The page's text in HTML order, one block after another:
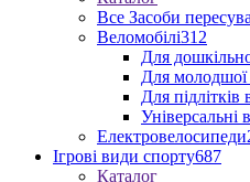
Все Засоби
Веломобілі312
Для
Для молодшої
Для підлітків
Універсальні
Електровелосипеди
Ігрові види спорту687
Каталог